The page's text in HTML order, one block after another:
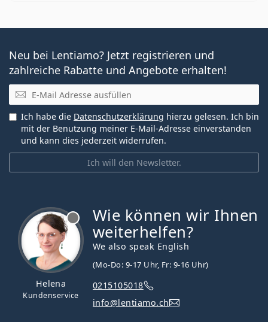
Neu bei Lentiamo? Jetzt registrieren und
zahlreiche Rabatte und Angebote erhalten!
E-Mail
Ich will den Newsletter.
Ich habe die Datenschutzerklärung hierzu gelesen. Ich bin
mit der Benutzung meiner E-Mail-Adresse einverstanden
und kann dies jederzeit widerrufen.
Helena
Kundenservice
Wie können wir Ihnen
weiterhelfen?
We also speak English
(Mo-Do: 9-17 Uhr, Fr: 9-16 Uhr)
0215105018
info@lentiamo.ch